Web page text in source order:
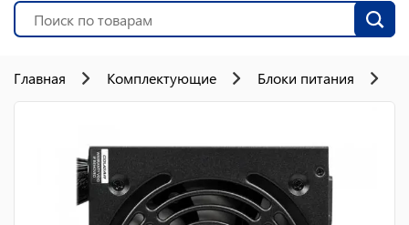
Главная Комплектующие Блоки питания